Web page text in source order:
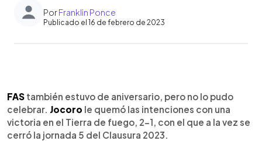
PorFranklin Ponce
Publicado el 16 de febrero de 2023
Escuchar artículo
FAS también estuvo de aniversario, pero no lo pudo
celebrar. Jocoro le quemó las intenciones con una
victoria en el Tierra de fuego, 2-1, con el que a la vez se
cerró la jornada 5 del Clausura 2023.